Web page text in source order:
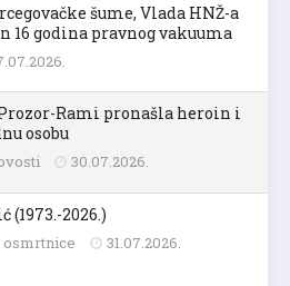
šume, Vlada HNŽ-a
16 godina pravnog vakuuma
Rami pronašla heroin i
osobu
30.07.2026.
(1973.-2026.)
osmrtnice 31.07.2026.